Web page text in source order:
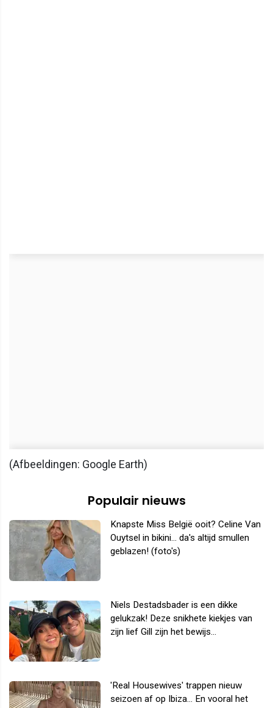
(Afbeeldingen: Google Earth)
Populair nieuws
Knapste Miss België ooit? Celine Van
Ouytsel in bikini... da's altijd smullen
geblazen! (foto's)
Niels Destadsbader is een dikke
gelukzak! Deze snikhete kiekjes van
zijn lief Gill zijn het bewijs...
'Real Housewives' trappen nieuw
seizoen af op Ibiza... En vooral het